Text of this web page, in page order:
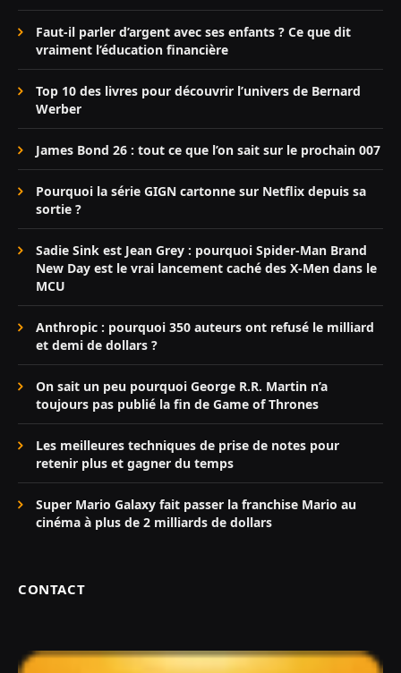
Faut-il parler d’argent avec ses enfants ? Ce que dit
vraiment l’éducation financière
Top 10 des livres pour découvrir l’univers de Bernard
Werber
James Bond 26 : tout ce que l’on sait sur le prochain 007
Pourquoi la série GIGN cartonne sur Netflix depuis sa
sortie ?
Sadie Sink est Jean Grey : pourquoi Spider-Man Brand
New Day est le vrai lancement caché des X-Men dans le
MCU
Anthropic : pourquoi 350 auteurs ont refusé le milliard
et demi de dollars ?
On sait un peu pourquoi George R.R. Martin n’a
toujours pas publié la fin de Game of Thrones
Les meilleures techniques de prise de notes pour
retenir plus et gagner du temps
Super Mario Galaxy fait passer la franchise Mario au
cinéma à plus de 2 milliards de dollars
CONTACT